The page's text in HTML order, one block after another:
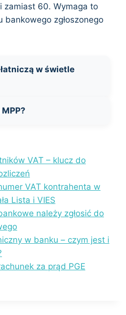
zamiast 60. Wymaga to
bankowego zgłoszonego
w świetle
VAT – klucz do
VAT kontrahenta w
Lista i VIES
należy zgłosić do
w banku – czym jest i
za prąd PGE